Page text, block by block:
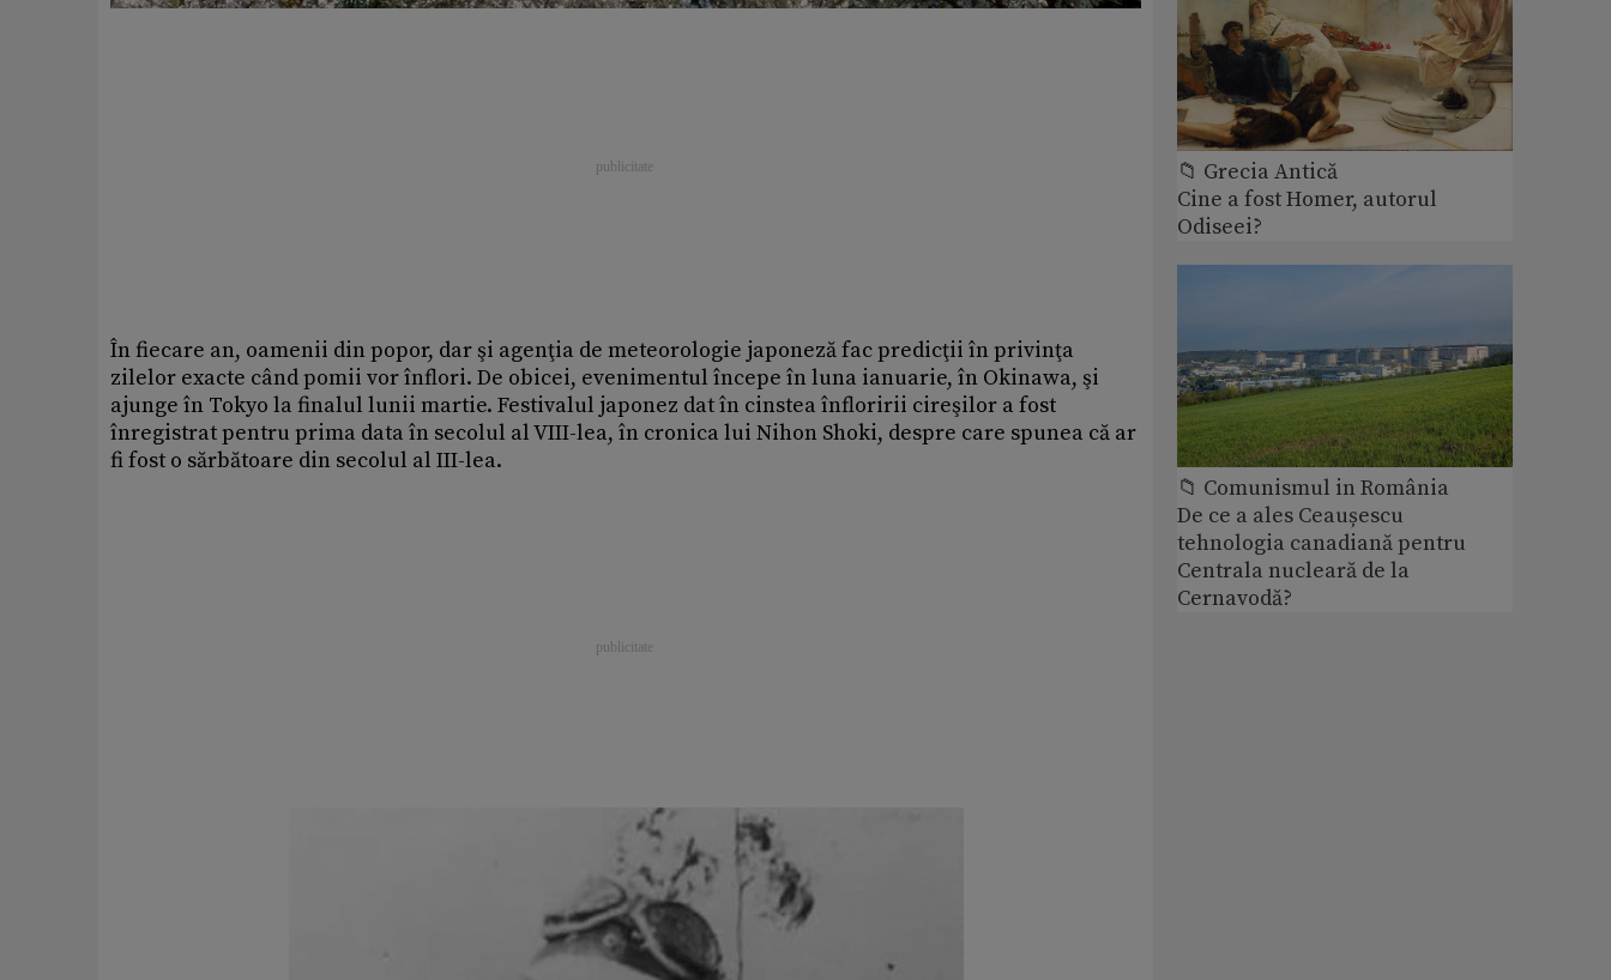
În fiecare an, oamenii din popor, dar şi agenţia de meteorologie japoneză fac predicţii în privinţa
zilelor exacte când pomii vor înflori. De obicei, evenimentul începe în luna ianuarie, în Okinawa, şi
ajunge în Tokyo la finalul lunii martie. Festivalul japonez dat în cinstea înfloririi cireşilor a fost
înregistrat pentru prima data în secolul al VIII-lea, în cronica lui Nihon Shoki, despre care spunea că ar
fi fost o sărbătoare din secolul al III-lea.
📁 Grecia Antică
Cine a fost Homer, autorul
Odiseei?
📁 Comunismul in România
De ce a ales Ceaușescu
tehnologia canadiană pentru
Centrala nucleară de la
Cernavodă?